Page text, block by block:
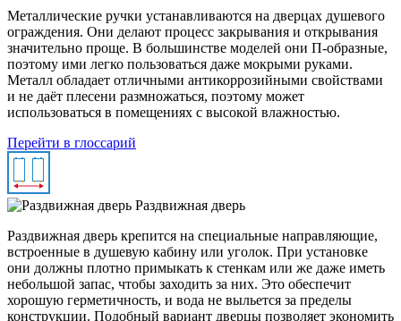
Металлические ручки устанавливаются на дверцах душевого
ограждения. Они делают процесс закрывания и открывания
значительно проще. В большинстве моделей они П-образные,
поэтому ими легко пользоваться даже мокрыми руками.
Металл обладает отличными антикоррозийными свойствами
и не даёт плесени размножаться, поэтому может
использоваться в помещениях с высокой влажностью.
Перейти в глоссарий
Раздвижная дверь
Раздвижная дверь крепится на специальные направляющие,
встроенные в душевую кабину или уголок. При установке
они должны плотно примыкать к стенкам или же даже иметь
небольшой запас, чтобы заходить за них. Это обеспечит
хорошую герметичность, и вода не выльется за пределы
конструкции. Подобный вариант дверцы позволяет экономить